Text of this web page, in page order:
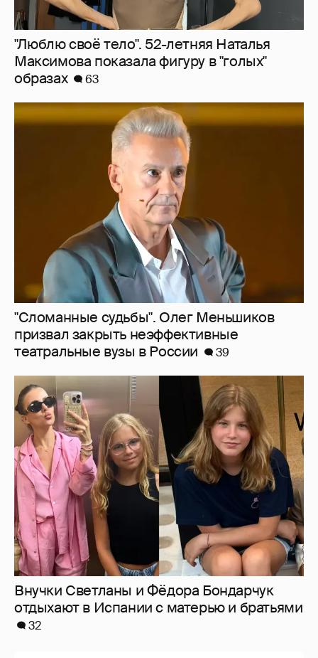
"Сломанные судьбы". Олег Меньшиков
призвал закрыть неэффективные
театральные вузы в России
Внучки Светланы и Фёдора Бондарчук
отдыхают в Испании с матерью и братьями
32